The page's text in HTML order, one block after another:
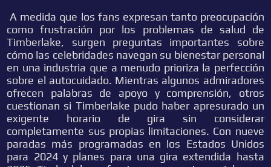
A medida que los fans expresan tanto preocupación
como frustración por los problemas de salud de
Timberlake, surgen preguntas importantes sobre
cómo las celebridades navegan su bienestar personal
en una industria que a menudo prioriza la perfección
sobre el autocuidado. Mientras algunos admiradores
ofrecen palabras de apoyo y comprensión, otros
cuestionan si Timberlake pudo haber apresurado un
exigente horario de gira sin considerar
completamente sus propias limitaciones. Con nueve
paradas más programadas en los Estados Unidos
para 2024 y planes para una gira extendida hasta